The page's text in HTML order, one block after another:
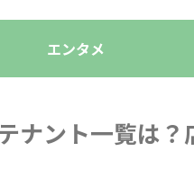
エンタメ
ナント一覧は？